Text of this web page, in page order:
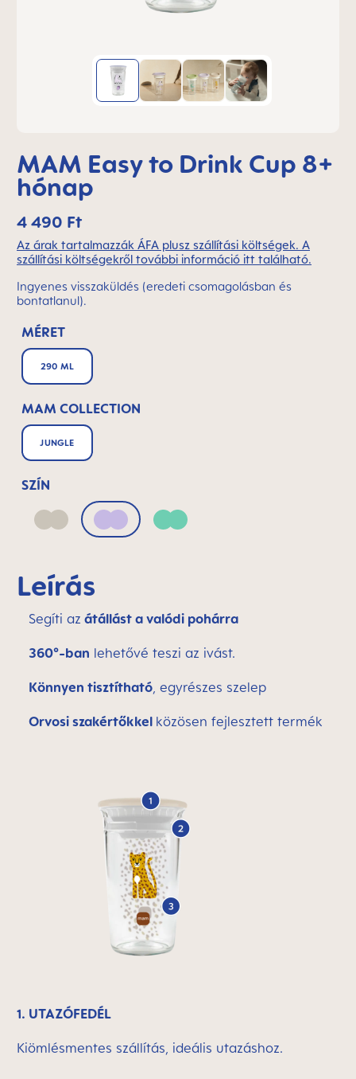
MAM Easy to Drink Cup 8+
hónap
4 490 Ft
Az árak tartalmazzák ÁFA plusz szállítási költségek. A
szállítási költségekről további információ itt található.
Ingyenes visszaküldés (eredeti csomagolásban és
bontatlanul).
MÉRET
290 ML
MAM COLLECTION
JUNGLE
SZÍN
Neutral Lilac Green
Leírás
Segíti az átállást a valódi pohárra
360°-ban lehetővé teszi az ivást.
Könnyen tisztítható, egyrészes szelep
Orvosi szakértőkkel közösen fejlesztett termék
1. UTAZÓFEDÉL
Kiömlésmentes szállítás, ideális utazáshoz.